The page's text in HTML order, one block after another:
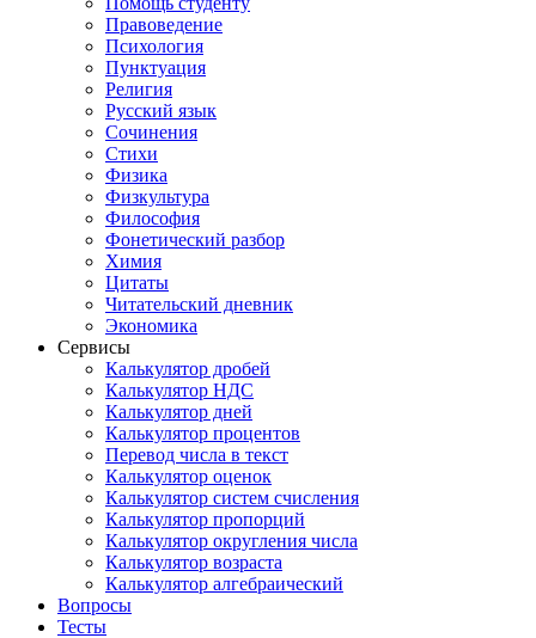
Правоведение
Психология
Пунктуация
Религия
Русский язык
Сочинения
Стихи
Физика
Физкультура
Философия
Фонетический разбор
Химия
Цитаты
Читательский дневник
Экономика
Сервисы
Калькулятор дробей
Калькулятор НДС
Калькулятор дней
Калькулятор процентов
Перевод числа в текст
Калькулятор оценок
Калькулятор систем счисления
Калькулятор пропорций
Калькулятор округления числа
Калькулятор возраста
Калькулятор алгебраический
Вопросы
Тесты